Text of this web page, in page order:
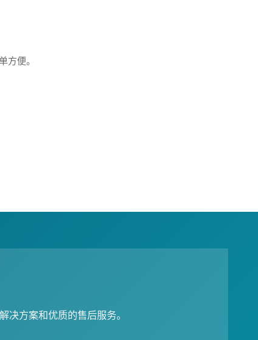
方便。
决方案和优质的售后服务。